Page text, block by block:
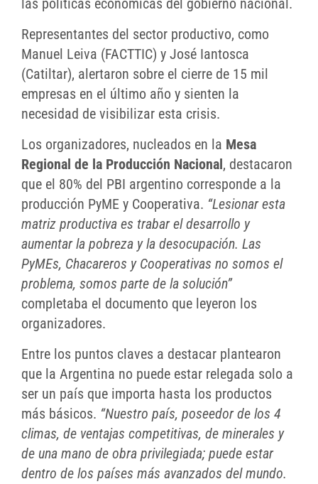
las políticas económicas del gobierno nacional.
Representantes del sector productivo, como
Manuel Leiva (FACTTIC) y José Iantosca
(Catiltar), alertaron sobre el cierre de 15 mil
empresas en el último año y sienten la
necesidad de visibilizar esta crisis.
Los organizadores, nucleados en la Mesa
Regional de la Producción Nacional, destacaron
que el 80% del PBI argentino corresponde a la
producción PyME y Cooperativa. “Lesionar esta
matriz productiva es trabar el desarrollo y
aumentar la pobreza y la desocupación. Las
PyMEs, Chacareros y Cooperativas no somos el
problema, somos parte de la solución”
completaba el documento que leyeron los
organizadores.
Entre los puntos claves a destacar plantearon
que la Argentina no puede estar relegada solo a
ser un país que importa hasta los productos
más básicos. “Nuestro país, poseedor de los 4
climas, de ventajas competitivas, de minerales y
de una mano de obra privilegiada; puede estar
dentro de los países más avanzados del mundo.